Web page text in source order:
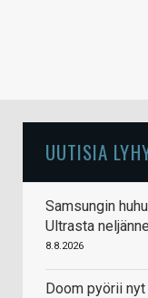
UUTISIA
Samsungin
Ultrasta
8.8.2026
Doom pyörii